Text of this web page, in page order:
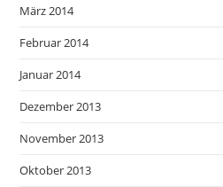
März 2014
Februar 2014
Januar 2014
Dezember 2013
November 2013
Oktober 2013